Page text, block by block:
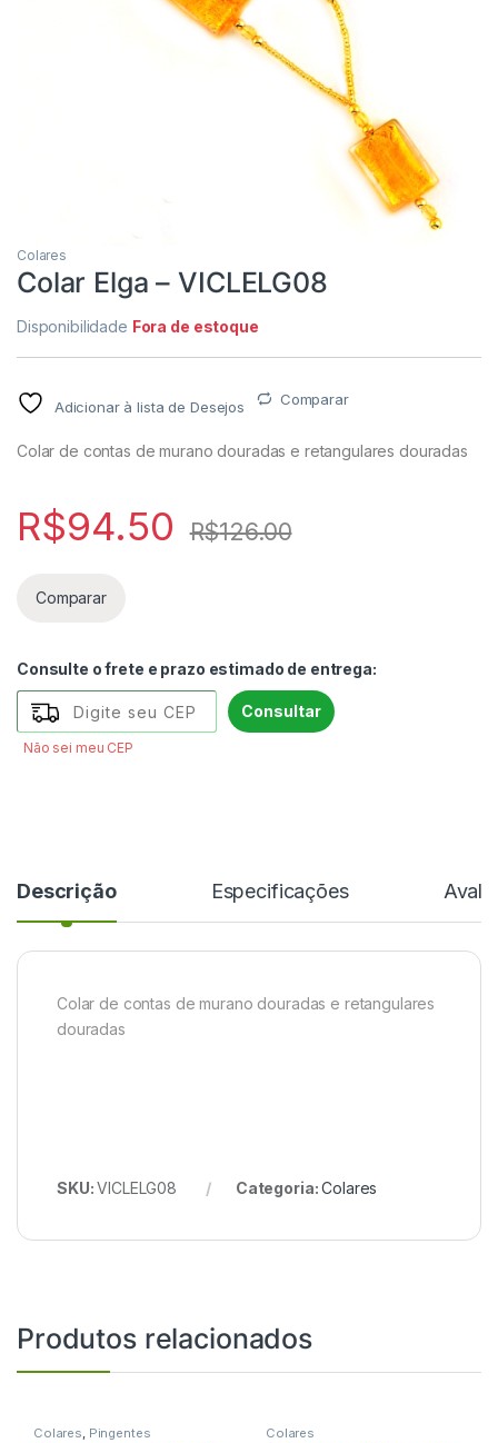
Colares
Colar Elga – VICLELG08
Disponibilidade Fora de estoque
Adicionar à lista de Desejos Comparar
Colar de contas de murano douradas e retangulares douradas
R$94.50 R$126.00
Comparar
Consulte o frete e prazo estimado de entrega:
Consultar
Não sei meu CEP
Descrição Especificações
Colar de contas de murano douradas e retangulares
douradas
SKU:VICLELG08 Categoria:Colares
Produtos relacionados
Colares, Pingentes Colares